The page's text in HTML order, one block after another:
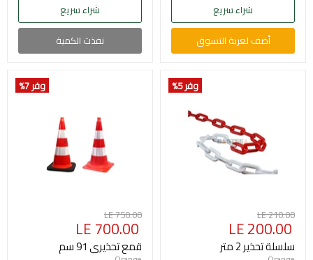
شراء سريع
أضف لعربة التسوق
شراء سريع
نفذت الكمية
وفر 5 %
السعر
الأصلي
LE 210.00
السعر
الحالي
LE 200.00
سلسلة تحذير 2 متر
وفر 7 %
السعر
الأصلي
LE 750.00
السعر
الحالي
LE 700.00
قمع تحذيرى 91 سم